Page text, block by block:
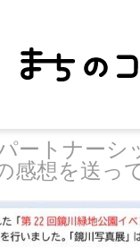
ートナーシ
感想を送っ
トップ